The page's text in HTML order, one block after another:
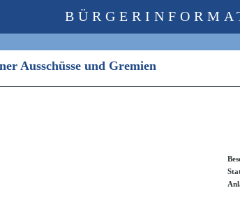
Ausschüsse und Gremien